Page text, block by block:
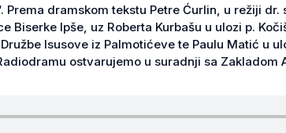
Prema dramskom tekstu Petre Ćurlin, u režiji
Biserke Ipše, uz Roberta Kurbašu u ulozi p.
Isusove iz Palmotićeve te Paulu Matić u
ostvarujemo u suradnji sa Zakladom